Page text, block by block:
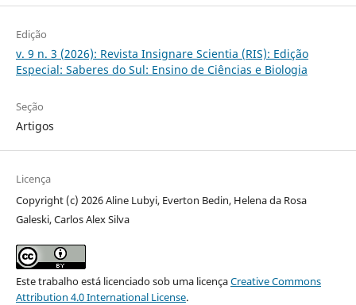
Edição
v. 9 n. 3 (2026): Revista Insignare Scientia (RIS): Edição
Especial: Saberes do Sul: Ensino de Ciências e Biologia
Seção
Artigos
Licença
Copyright (c) 2026 Aline Lubyi, Everton Bedin, Helena da Rosa
Galeski, Carlos Alex Silva
Este trabalho está licenciado sob uma licençaCreative Commons
Attribution 4.0 International License.